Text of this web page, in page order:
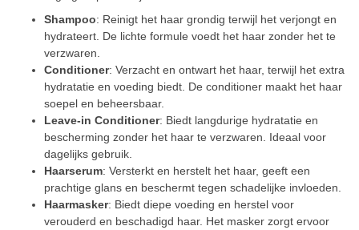
Shampoo: Reinigt het haar grondig terwijl het verjongt en
hydrateert. De lichte formule voedt het haar zonder het te
verzwaren.
Conditioner: Verzacht en ontwart het haar, terwijl het extra
hydratatie en voeding biedt. De conditioner maakt het haar
soepel en beheersbaar.
Leave-in Conditioner: Biedt langdurige hydratatie en
bescherming zonder het haar te verzwaren. Ideaal voor
dagelijks gebruik.
Haarserum: Versterkt en herstelt het haar, geeft een
prachtige glans en beschermt tegen schadelijke invloeden.
Haarmasker: Biedt diepe voeding en herstel voor
verouderd en beschadigd haar. Het masker zorgt ervoor